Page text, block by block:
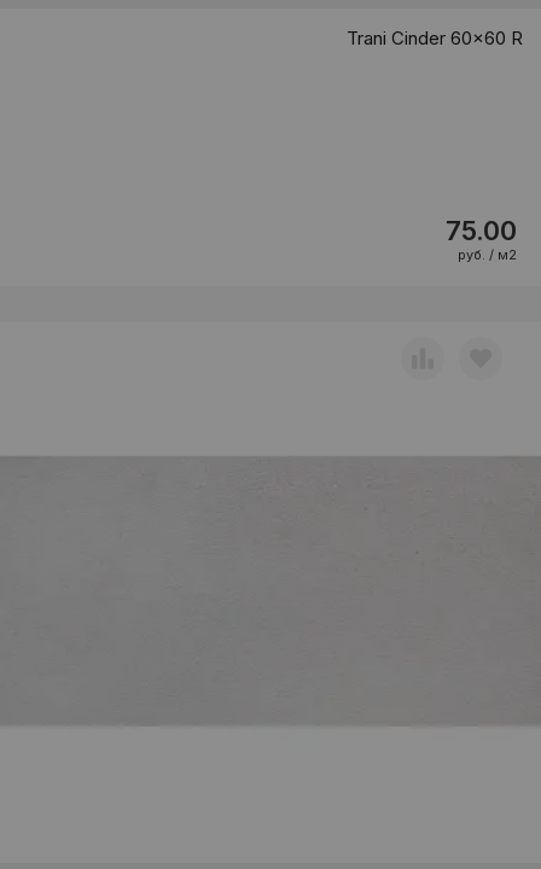
Trani Cinder 60x60 R
75.00
руб. / м2